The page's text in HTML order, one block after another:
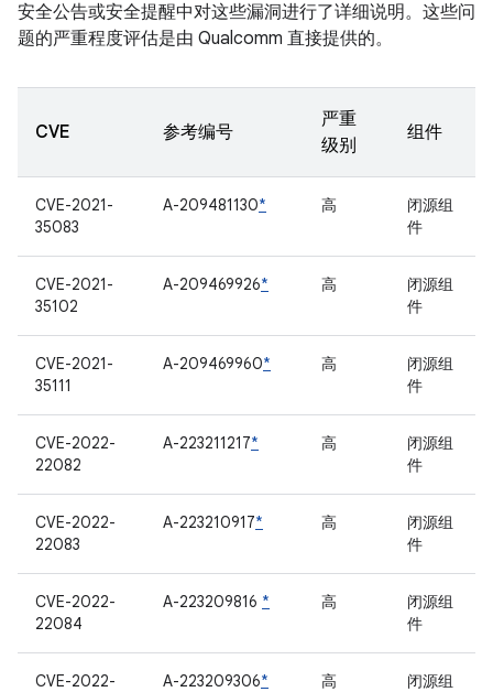
安全公告或安全提醒中对这些漏洞进行了详细说明。这些问
题的严重程度评估是由 Qualcomm 直接提供的。
CVE 参考编号
严重
级别
组件
CVE-2021-
35083
A-209481130* 高
闭源组
件
CVE-2021-
35102
A-209469926* 高
闭源组
件
CVE-2021-
35111
A-209469960* 高
闭源组
件
CVE-2022-
22082
A-223211217* 高
闭源组
件
CVE-2022-
22083
A-223210917* 高
闭源组
件
CVE-2022-
22084
A-223209816 * 高
闭源组
件
CVE-2022-
A-223209306* 高
闭源组